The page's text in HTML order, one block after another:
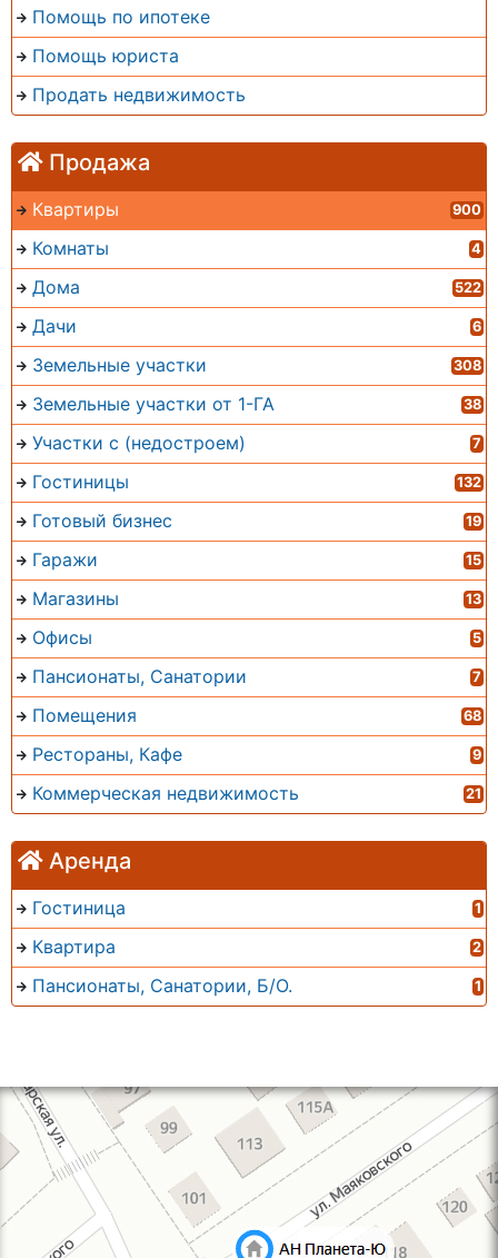
Помощь по ипотеке
Помощь юриста
Продать недвижимость
Продажа
Квартиры 900
Комнаты 4
Дома 522
Дачи 6
Земельные участки 308
Земельные участки от 1-ГА 38
Участки с (недостроем) 7
Гостиницы 132
Готовый бизнес 19
Гаражи 15
Магазины 13
Офисы 5
Пансионаты, Санатории 7
Помещения 68
Рестораны, Кафе 9
Коммерческая недвижимость 21
Аренда
Гостиница 1
Квартира 2
Пансионаты, Санатории, Б/О. 1